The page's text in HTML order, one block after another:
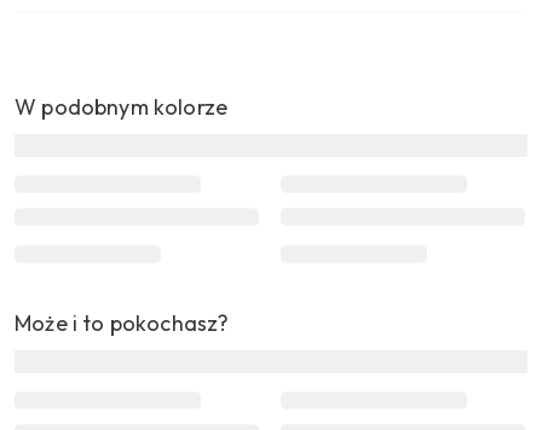
W podobnym kolorze
Może i to pokochasz?